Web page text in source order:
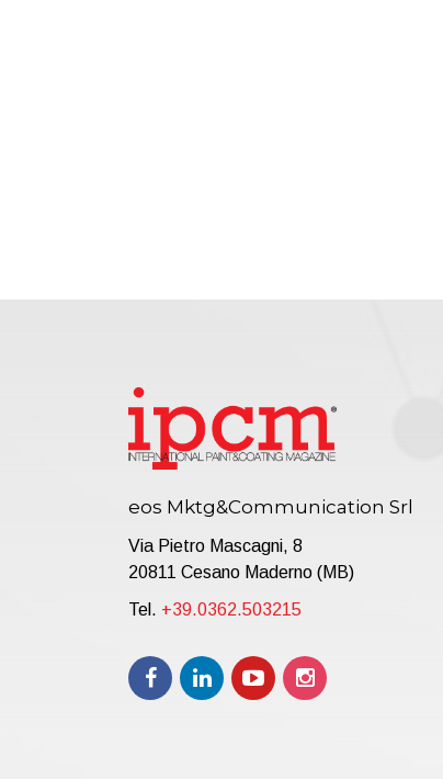
eos Mktg&Communication Srl
Via Pietro Mascagni, 8
20811 Cesano Maderno (MB)
Tel. +39.0362.503215